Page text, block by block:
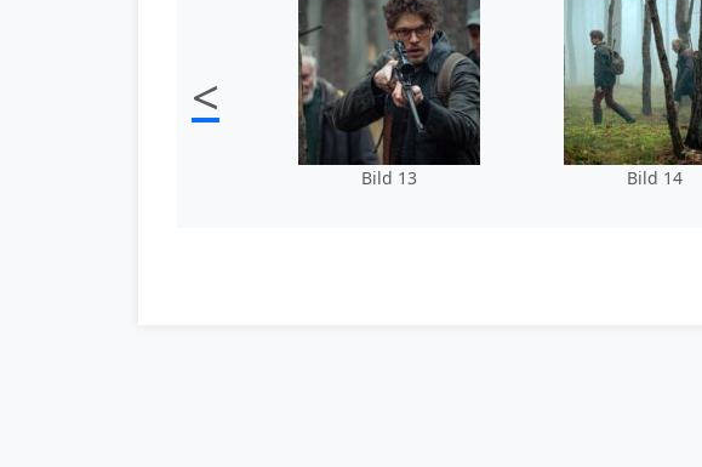
<
Bild 13 Bild 14